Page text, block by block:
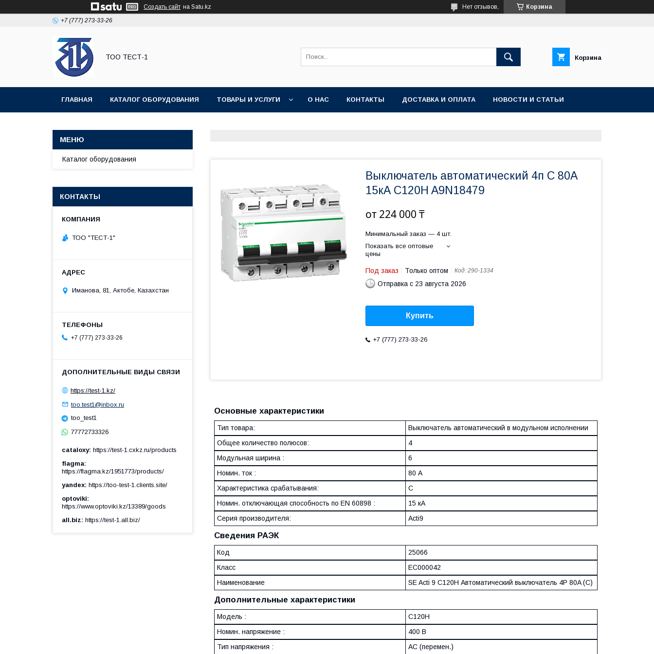
Создать сайт на Satu.kz Корзина
Нет отзывов,
+7 (777) 273-33-26
ТОО ТЕСТ-1 Корзина
ГЛАВНАЯ КАТАЛОГ ОБОРУДОВАНИЯ ТОВАРЫ И УСЛУГИ О НАС КОНТАКТЫ ДОСТАВКА И ОПЛАТА НОВОСТИ И СТАТЬИ
Выключатель автоматический 4п C 80А
15кА C120H A9N18479
от 224 000 ₸
Минимальный заказ — 4 шт.
Показать все оптовые
цены
Под заказ Только оптом Код: 290-1334
Отправка с 23 августа 2026
Купить
+7 (777) 273-33-26
Основные характеристики
Тип товара:
Выключатель автоматический в модульном исполнении
Общее количество полюсов:
4
Модульная ширина :
6
Номин. ток :
80 А
Характеристика срабатывания:
C
Номин. отключающая способность по EN 60898 :
15 кА
Серия производителя:
Acti9
Сведения РАЭК
Код
25066
Класс
EC000042
Наименование
SE Acti 9 C120H Автоматический выключатель 4P 80A (C)
Дополнительные характеристики
Модель :
C120H
Номин. напряжение :
400 В
Тип напряжения :
AC (перемен.)
Каталог оборудования
КОНТАКТЫ
ТОО "ТЕСТ-1"
Иманова, 81, Актобе, Казахстан
+7 (777) 273-33-26
https://test-1.kz/
too.test1@inbox.ru
too_test1
77772733326
cataloxy https://test-1.cxkz.ru/products
flagma
https://flagma.kz/1951773/products/
yandex https://too-test-1.clients.site/
optoviki
https://www.optoviki.kz/13389/goods
all.biz https://test-1.all.biz/